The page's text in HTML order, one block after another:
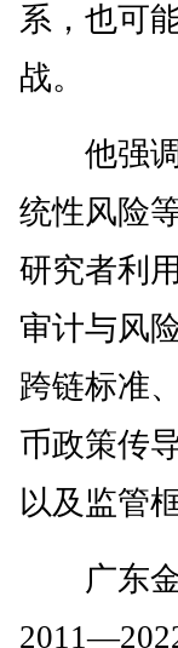
系，也可
战。
他强调
统性风险
研究者利
审计与风
跨链标准
币政策传
以及监管
广东金